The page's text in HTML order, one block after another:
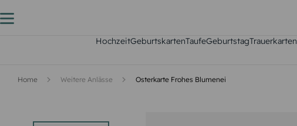
HochzeitGeburtskartenTaufeGeburtstagTrauerkarten
Home Weitere Anlässe Osterkarte Frohes Blumenei